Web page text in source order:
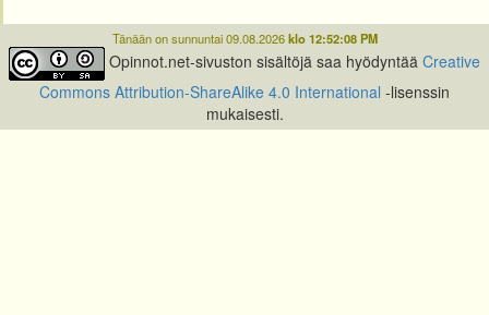
Tänään on sunnuntai 09.08.2026klo 12:52:08 PM
Opinnot.net-sivuston sisältöjä saa hyödyntää Creative
Commons Attribution-ShareAlike 4.0 International -lisenssin
mukaisesti.